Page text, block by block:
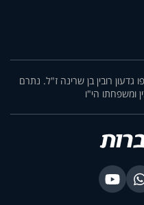
רובין בן שרינה ז"ל. נתרם
ומשפחתו הי"ו